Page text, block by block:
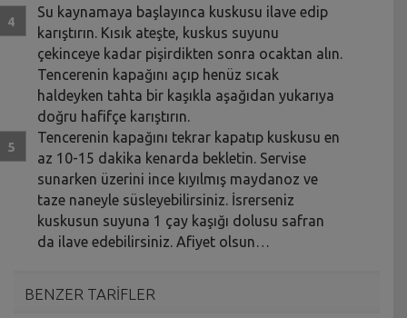
Su kaynamaya başlayınca kuskusu ilave edip
karıştırın. Kısık ateşte, kuskus suyunu
çekinceye kadar pişirdikten sonra ocaktan alın.
Tencerenin kapağını açıp henüz sıcak
haldeyken tahta bir kaşıkla aşağıdan yukarıya
doğru hafifçe karıştırın.
Tencerenin kapağını tekrar kapatıp kuskusu en
az 10-15 dakika kenarda bekletin. Servise
sunarken üzerini ince kıyılmış maydanoz ve
taze naneyle süsleyebilirsiniz. İsrerseniz
kuskusun suyuna 1 çay kaşığı dolusu safran
da ilave edebilirsiniz. Afiyet olsun…
BENZER TARİFLER